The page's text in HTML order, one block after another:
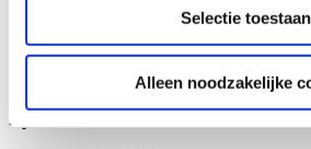
Selectie toestaan
Alleen noodzakelijke
Evenement-navigatie
«ECR Congress
Vithas Hartstimulatiedag»
Fysicon B.V.